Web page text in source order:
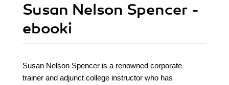
Susan Nelson Spencer -
ebooki
Susan Nelson Spencer is a renowned corporate
trainer and adjunct college instructor who has